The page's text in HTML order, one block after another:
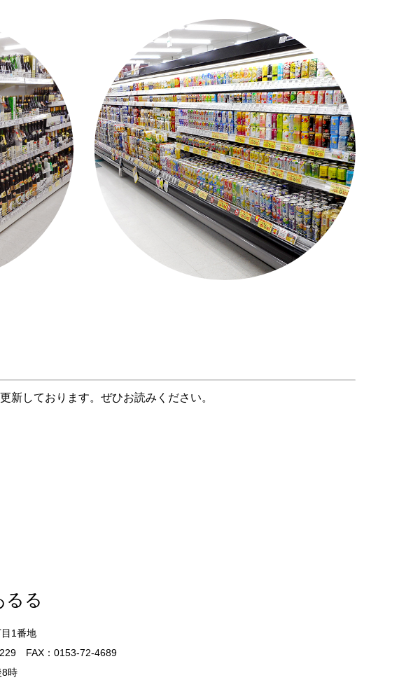
新しております。ぜひお読みください。
るる
1番地
FAX：0153-72-4689
8時